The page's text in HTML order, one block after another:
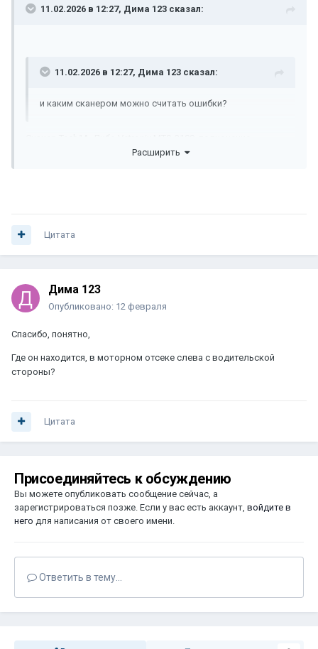
11.02.2026 в 12:27, Дима 123 сказал:
11.02.2026 в 12:27, Дима 123 сказал:
и каким сканером можно считать ошибки?
повторяет функционал Tech1A.
Расширить
Цитата
Дима 123
Опубликовано: 12 февраля
Спасибо, понятно,
Где он находится, в моторном отсеке слева с водительской
стороны?
Цитата
Присоединяйтесь к обсуждению
Вы можете опубликовать сообщение сейчас, а
зарегистрироваться позже. Если у вас есть аккаунт, войдите в
него для написания от своего имени.
Ответить в тему...